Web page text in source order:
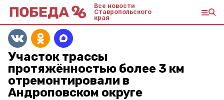
Все новости
Ставропольского
края
Участок трассы
протяжённостью более 3 км
отремонтировали в
Андроповском округе